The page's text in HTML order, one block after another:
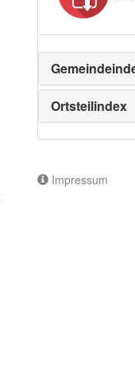
Ortsteilindex
Impressum